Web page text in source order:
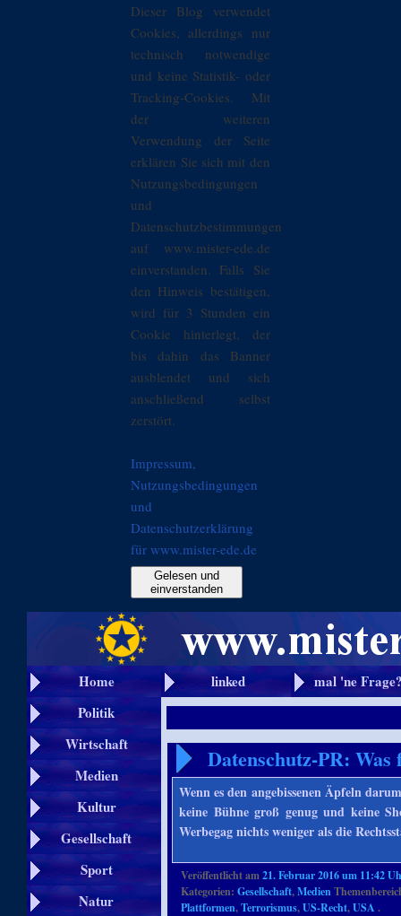
Dieser Blog verwendet
Cookies, allerdings nur
technisch notwendige
und keine Statistik- oder
Tracking-Cookies. Mit
der weiteren
Verwendung der Seite
erklären Sie sich mit den
Nutzungsbedingungen
und
Datenschutzbestimmungen
auf www.mister-ede.de
einverstanden. Falls Sie
den Hinweis bestätigen,
wird für 3 Stunden ein
Cookie hinterlegt, der
bis dahin das Banner
ausblendet und sich
anschließend selbst
zerstört.
Impressum,
Nutzungsbedingungen
und
Datenschutzerklärung
für www.mister-ede.de
Gelesen und
einverstanden
Home linked
mal 'ne
Politik
Wirtschaft
Medien
Kultur
Gesellschaft
Sport
Natur
Datenschutz-PR:
Wenn es den angebissenen Äpfeln
keine Bühne groß genug und keine
Werbegag nichts weniger als die
Veröffentlicht am21. Februar 2016 um 11:42
Kategorien:Gesellschaft,Medien
Plattformen,Terrorismus,US-Recht,USA .